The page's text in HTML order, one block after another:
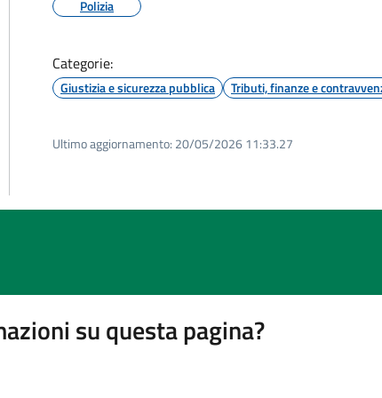
Polizia
Categorie:
Giustizia e sicurezza pubblica Tributi, finanze e
Ultimo aggiornamento: 20/05/2026 11:33.27
su questa pagina?